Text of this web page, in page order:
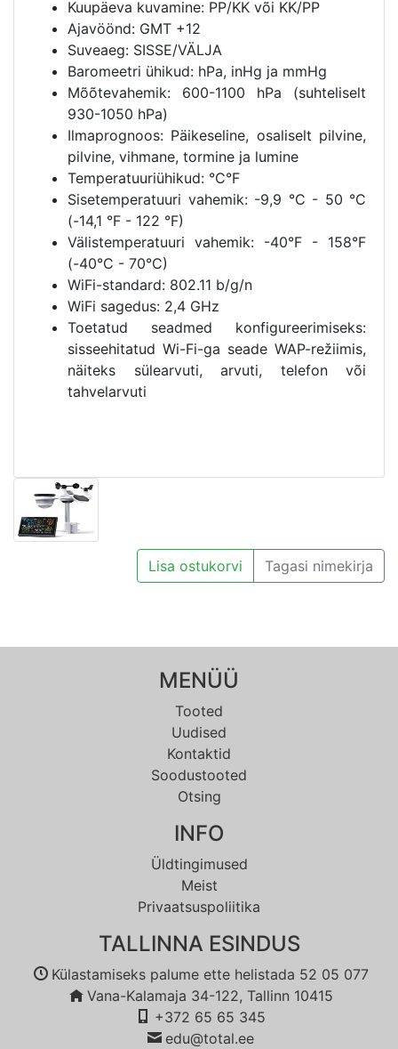
Kuupäeva kuvamine: PP/KK või KK/PP
Ajavöönd: GMT +12
Suveaeg: SISSE/VÄLJA
Baromeetri ühikud: hPa, inHg ja mmHg
Mõõtevahemik: 600-1100 hPa (suhteliselt
930-1050 hPa)
Ilmaprognoos: Päikeseline, osaliselt pilvine,
pilvine, vihmane, tormine ja lumine
Temperatuuriühikud: °C°F
Sisetemperatuuri vahemik: -9,9 °C - 50 °C
(-14,1 °F - 122 °F)
Välistemperatuuri vahemik: -40°F - 158°F
(-40°C - 70°C)
WiFi-standard: 802.11 b/g/n
WiFi sagedus: 2,4 GHz
Toetatud seadmed konfigureerimiseks:
sisseehitatud Wi-Fi-ga seade WAP-režiimis,
näiteks sülearvuti, arvuti, telefon või
tahvelarvuti
Lisa ostukorvi Tagasi nimekirja
MENÜÜ
Tooted
Uudised
Kontaktid
Soodustooted
Otsing
INFO
Üldtingimused
Meist
Privaatsuspoliitika
TALLINNA ESINDUS
Külastamiseks palume ette helistada 52 05 077
Vana-Kalamaja 34-122, Tallinn 10415
+372 65 65 345
edu@total.ee